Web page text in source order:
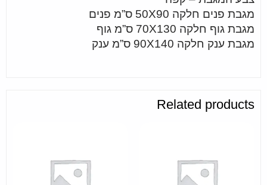
מגבת פנים חלקה 50X90 ס”מ פנים
מגבת גוף חלקה 70X130 ס”מ גוף
מגבת ענק חלקה 90X140 ס”מ ענק
Related products